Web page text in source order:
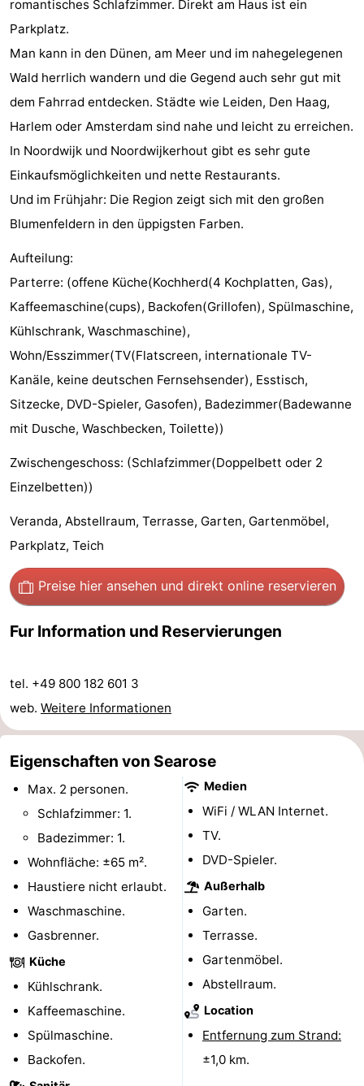
Aussichtspunkte
Attraktionen
Rundfahrten
-
Spielplätze
Indoor-
-
&
Natur
-
Radfahren
-
Wandern
-
Reiten
-
Golfplatze
Surfen
-
Sportangeln
Essen
trinken
Praktisch
Route
Parken
Reisebuchshop
Medizin
Adressen
Region
Nordholland
Natur
-
romantisches Schlafzimmer. Direkt am Haus ist ein
Parkplatz.
Man kann in den Dünen, am Meer und im nahegelegenen
Wald herrlich wandern und die Gegend auch sehr gut mit
dem Fahrrad entdecken. Städte wie Leiden, Den Haag,
Harlem oder Amsterdam sind nahe und leicht zu erreichen.
In Noordwijk und Noordwijkerhout gibt es sehr gute
Einkaufsmöglichkeiten und nette Restaurants.
Und im Frühjahr: Die Region zeigt sich mit den großen
Blumenfeldern in den üppigsten Farben.
Aufteilung:
Parterre: (offene Küche(Kochherd(4 Kochplatten, Gas),
Kaffeemaschine(cups), Backofen(Grillofen), Spülmaschine,
Kühlschrank, Waschmaschine),
Wohn/Esszimmer(TV(Flatscreen, internationale TV-
Kanäle, keine deutschen Fernsehsender), Esstisch,
Sitzecke, DVD-Spieler, Gasofen), Badezimmer(Badewanne
mit Dusche, Waschbecken, Toilette))
Zwischengeschoss: (Schlafzimmer(Doppelbett oder 2
Einzelbetten))
Veranda, Abstellraum, Terrasse, Garten, Gartenmöbel,
Parkplatz, Teich
Preise hier ansehen und direkt online reservieren
Fur Information und Reservierungen
tel. +49 800 182 601 3
web. Weitere Informationen
Eigenschaften von Searose
Max. 2 personen.
Schlafzimmer: 1.
Badezimmer: 1.
Wohnfläche: ±65 m².
Haustiere nicht erlaubt.
Waschmaschine.
Gasbrenner.
Küche
Kühlschrank.
Kaffeemaschine.
Spülmaschine.
Backofen.
Medien
WiFi / WLAN Internet.
TV.
DVD-Spieler.
Außerhalb
Garten.
Terrasse.
Gartenmöbel.
Abstellraum.
Location
Entfernung zum Strand:
±1,0 km.